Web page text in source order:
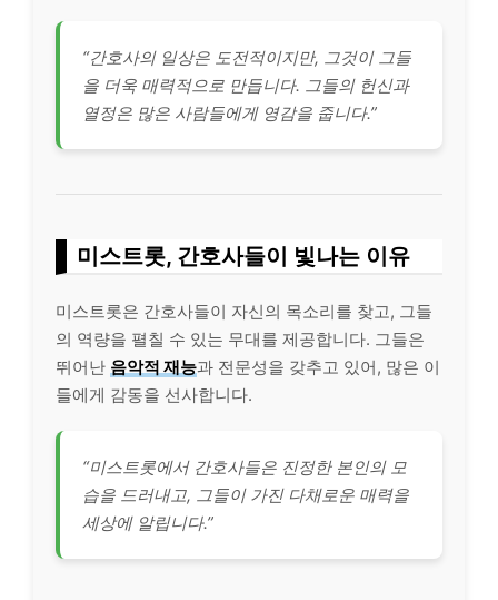
“간호사의 일상은 도전적이지만, 그것이 그들
을 더욱 매력적으로 만듭니다. 그들의 헌신과
열정은 많은 사람들에게 영감을 줍니다.”
미스트롯, 간호사들이 빛나는 이유
미스트롯은 간호사들이 자신의 목소리를 찾고, 그들
의 역량을 펼칠 수 있는 무대를 제공합니다. 그들은
뛰어난 음악적 재능과 전문성을 갖추고 있어, 많은 이
들에게 감동을 선사합니다.
“미스트롯에서 간호사들은 진정한 본인의 모
습을 드러내고, 그들이 가진 다채로운 매력을
세상에 알립니다.”